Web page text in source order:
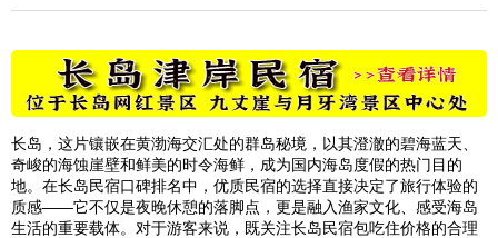
长岛，这片镶嵌在黄渤海交汇处的群岛秘境，以其澄澈的碧海蓝天、
奇峻的海蚀崖壁和鲜美的时令海鲜，成为国内海岛度假的热门目的
地。在长岛民宿口碑排名中，优质民宿的选择直接决定了旅行体验的
质感——它不仅是夜晚休憩的落脚点，更是融入渔家文化、感受海岛
生活的重要载体。对于游客来说，既关注长岛民宿包吃住价格的合理